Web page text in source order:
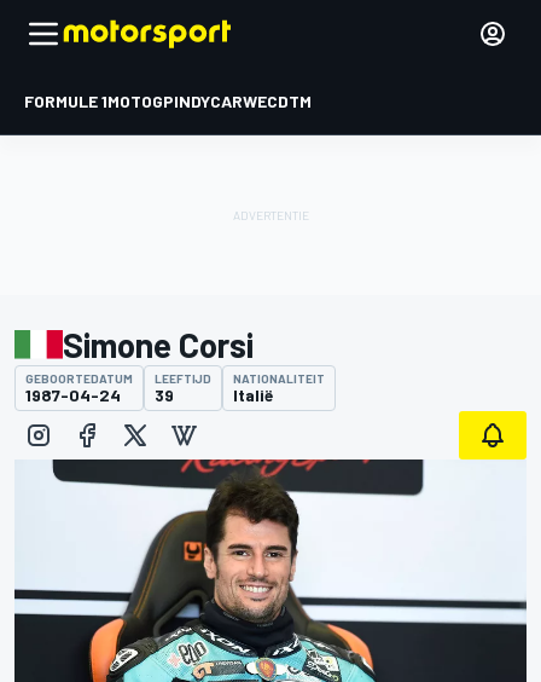
FORMULE 1MOTOGPINDYCARWECDTM
Simone Corsi
GEBOORTEDATUM
1987-04-24
LEEFTIJD
39
NATIONALITEIT
Italië